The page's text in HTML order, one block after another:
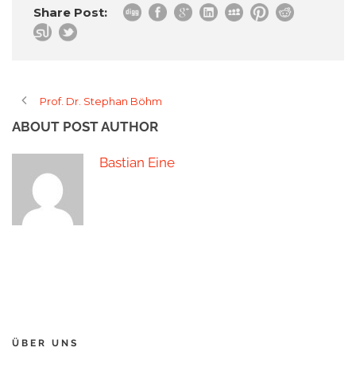
Share Post:
Prof. Dr. Stephan Böhm
ABOUT POST AUTHOR
Bastian Eine
ÜBER UNS